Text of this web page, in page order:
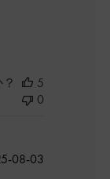
5
0
公
08-03